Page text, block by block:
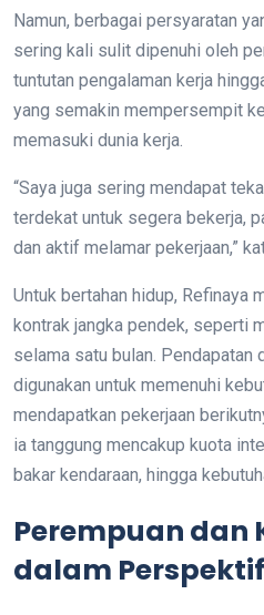
Namun, berbagai persyaratan
sering kali sulit dipenuhi oleh
tuntutan pengalaman kerja
yang semakin mempersempit
memasuki dunia kerja.
“Saya juga sering mendapat
terdekat untuk segera bekerja,
dan aktif melamar pekerjaan,”
Untuk bertahan hidup, Refinaya
kontrak jangka pendek, seperti
selama satu bulan. Pendapatan
digunakan untuk memenuhi
mendapatkan pekerjaan
ia tanggung mencakup kuota
bakar kendaraan, hingga
Perempuan dan
dalam